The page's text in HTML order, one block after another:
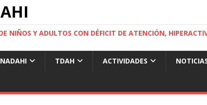
NIÑOS Y ADULTOS CON DÉFICIT DE ATENCIÓN,
TDAH ACTIVIDADES